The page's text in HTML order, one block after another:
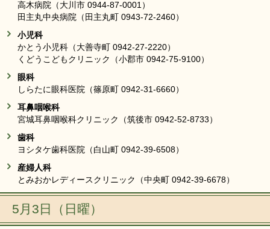
高木病院（大川市 0944-87-0001）
田主丸中央病院（田主丸町 0943-72-2460）
小児科
かとう小児科（大善寺町 0942-27-2220）
くどうこどもクリニック（小郡市 0942-75-9100）
眼科
しらたに眼科医院（篠原町 0942-31-6660）
耳鼻咽喉科
宮城耳鼻咽喉科クリニック（筑後市 0942-52-8733）
歯科
ヨシタケ歯科医院（白山町 0942-39-6508）
産婦人科
とみおかレディースクリニック（中央町 0942-39-6678）
5月3日（日曜）